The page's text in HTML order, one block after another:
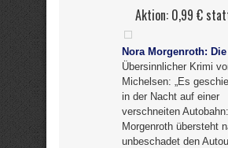
Aktion: 0,99 €
Nora Morgenroth:
Übersinnlicher Krimi
Michelsen: „Es
in der Nacht auf einer
verschneiten
Morgenroth übersteht
unbeschadet den